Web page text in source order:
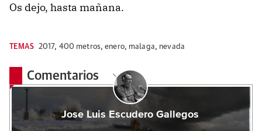
Os dejo, hasta mañana.
TEMAS 2017, 400 metros,enero, malaga, nevada
Comentarios
Jose Luis Escudero Gallegos